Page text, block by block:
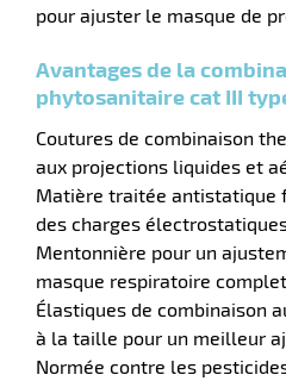
pour ajuster le masque de
Avantages de la
phytosanitaire cat III
Coutures de combinaison
aux projections liquides et
Matière traitée antistatique
des charges
Mentonnière pour un
masque respiratoire complet
Élastiques de combinaison
à la taille pour un meilleur
Normée contre les